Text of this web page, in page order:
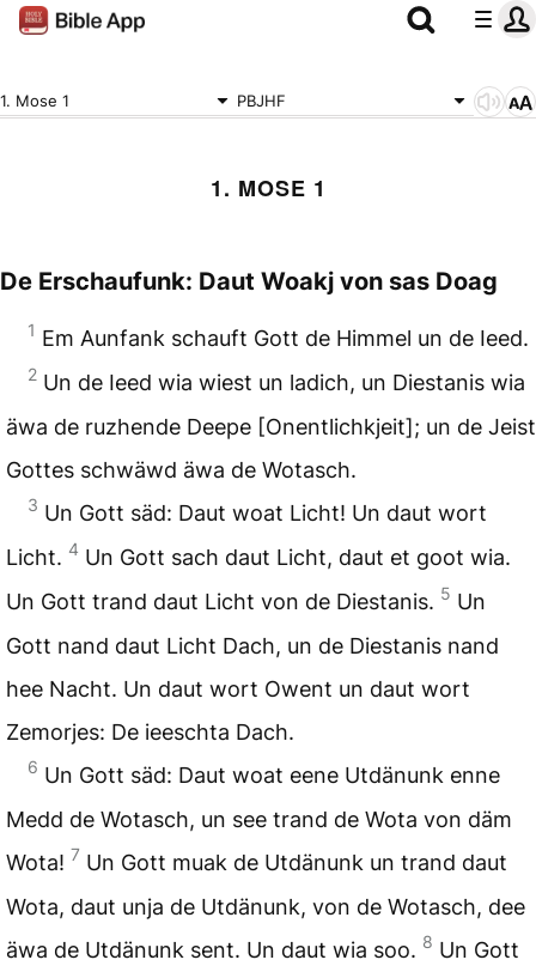
1. Mose 1 PBJHF
1. MOSE 1
De Erschaufunk: Daut Woakj von sas Doag
1 Em Aunfank schauft Gott de Himmel un de Ieed.
2 Un de Ieed wia wiest un ladich, un Diestanis wia
äwa de ruzhende Deepe [Onentlichkjeit]; un de Jeist
Gottes schwäwd äwa de Wotasch.
3 Un Gott säd: Daut woat Licht! Un daut wort
Licht. 4 Un Gott sach daut Licht, daut et goot wia.
Un Gott trand daut Licht von de Diestanis. 5 Un
Gott nand daut Licht Dach, un de Diestanis nand
hee Nacht. Un daut wort Owent un daut wort
Zemorjes: De ieeschta Dach.
6 Un Gott säd: Daut woat eene Utdänunk enne
Medd de Wotasch, un see trand de Wota von däm
Wota! 7 Un Gott muak de Utdänunk un trand daut
Wota, daut unja de Utdänunk, von de Wotasch, dee
äwa de Utdänunk sent. Un daut wia soo. 8 Un Gott